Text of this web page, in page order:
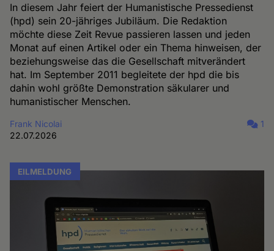
In diesem Jahr feiert der Humanistische Pressedienst
(hpd) sein 20-jähriges Jubiläum. Die Redaktion
möchte diese Zeit Revue passieren lassen und jeden
Monat auf einen Artikel oder ein Thema hinweisen, der
beziehungsweise das die Gesellschaft mitverändert
hat. Im September 2011 begleitete der hpd die bis
dahin wohl größte Demonstration säkularer und
humanistischer Menschen.
Frank Nicolai
22.07.2026
1
EILMELDUNG